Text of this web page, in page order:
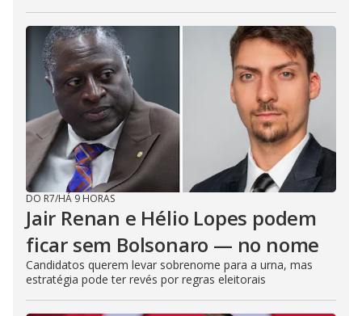
DO R7/HÁ 9 HORAS
Jair Renan e Hélio Lopes podem
ficar sem Bolsonaro — no nome
Candidatos querem levar sobrenome para a urna, mas
estratégia pode ter revés por regras eleitorais